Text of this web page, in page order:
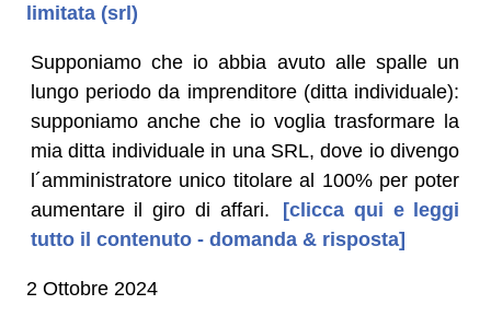
limitata (srl)
Supponiamo che io abbia avuto alle spalle un
lungo periodo da imprenditore (ditta individuale):
supponiamo anche che io voglia trasformare la
mia ditta individuale in una SRL, dove io divengo
l´amministratore unico titolare al 100% per poter
aumentare il giro di affari.
[clicca qui e leggi
tutto il contenuto - domanda & risposta]
2 Ottobre 2024